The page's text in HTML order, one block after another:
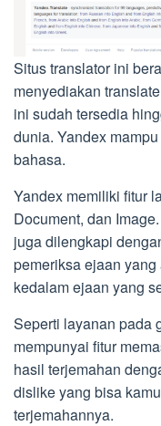
Situs translator ini
menyediakan
ini sudah tersedia
dunia. Yandex
bahasa.
Yandex memiliki fitur
Document, dan
juga dilengkapi
pemeriksa ejaan
kedalam ejaan yang
Seperti layanan pada
mempunyai fitur
hasil terjemahan
dislike yang bisa
terjemahannya.